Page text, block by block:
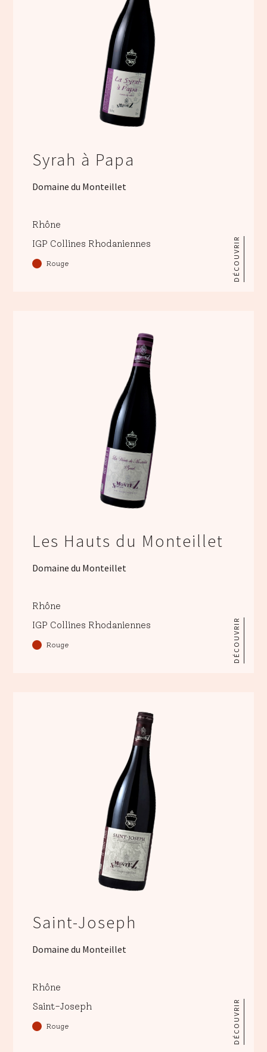
Syrah à Papa
Domaine du Monteillet
Rhône
IGP Collines Rhodaniennes
Rouge DÉCOUVRIR
Les Hauts du Monteillet
Domaine du Monteillet
Rhône
IGP Collines Rhodaniennes
Rouge DÉCOUVRIR
Saint-Joseph
Domaine du Monteillet
Rhône
Saint-Joseph
Rouge DÉCOUVRIR